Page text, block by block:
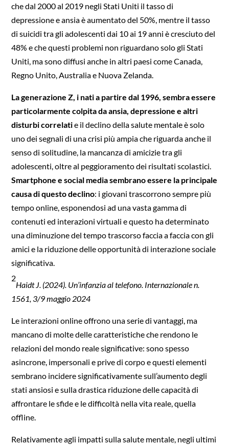
che dal 2000 al 2019 negli Stati Uniti il tasso di
depressione e ansia è aumentato del 50%, mentre il tasso
di suicidi tra gli adolescenti dai 10 ai 19 anni è cresciuto del
48% e che questi problemi non riguardano solo gli Stati
Uniti, ma sono diffusi anche in altri paesi come Canada,
Regno Unito, Australia e Nuova Zelanda.
La generazione Z, i nati a partire dal 1996, sembra essere
particolarmente colpita da ansia, depressione e altri
disturbi correlatie il declino della salute mentale è solo
uno dei segnali di una crisi più ampia che riguarda anche il
senso di solitudine, la mancanza di amicizie tra gli
adolescenti, oltre al peggioramento dei risultati scolastici.
Smartphone e social media sembrano essere la principale
causa di questo declino: i giovani trascorrono sempre più
tempo online, esponendosi ad una vasta gamma di
contenuti ed interazioni virtuali e questo ha determinato
una diminuzione del tempo trascorso faccia a faccia con gli
amici e la riduzione delle opportunità di interazione sociale
significativa.
2
Haidt J. (2024). Un’infanzia al telefono. Internazionale n.
1561, 3/9 maggio 2024
Le interazioni online offrono una serie di vantaggi, ma
mancano di molte delle caratteristiche che rendono le
relazioni del mondo reale significative: sono spesso
asincrone, impersonali e prive di corpo e questi elementi
sembrano incidere significativamente sull’aumento degli
stati ansiosi e sulla drastica riduzione delle capacità di
affrontare le sfide e le difficoltà nella vita reale, quella
offline.
Relativamente agli impatti sulla salute mentale, negli ultimi